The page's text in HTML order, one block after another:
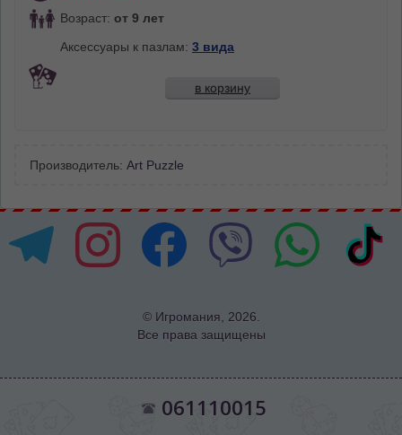
Возраст: от 9 лет
Аксессуары к пазлам: 3 вида
в корзину
Производитель: Art Puzzle
© Игромания, 2026.
Все права защищены
061110015